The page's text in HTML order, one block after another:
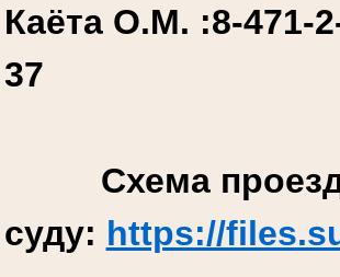
Каёта О.М. :8-471-
37
Схема
суду: https://